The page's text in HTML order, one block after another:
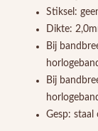
Stiksel:
Dikte:
Bij
Bij
Gesp: staal